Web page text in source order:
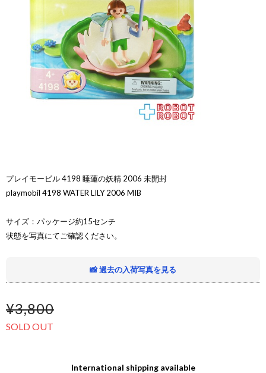
プレイモービル 4198 睡蓮の妖精 2006 未開封
playmobil 4198 WATER LILY 2006 MIB
サイズ：パッケージ約15センチ
状態を写真にてご確認ください。
📸 過去の入荷写真を見る
¥3,800
SOLD OUT
International shipping available